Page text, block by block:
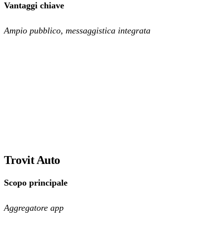
Vantaggi chiave
Ampio pubblico, messaggistica integrata
Trovit Auto
Scopo principale
Aggregatore app